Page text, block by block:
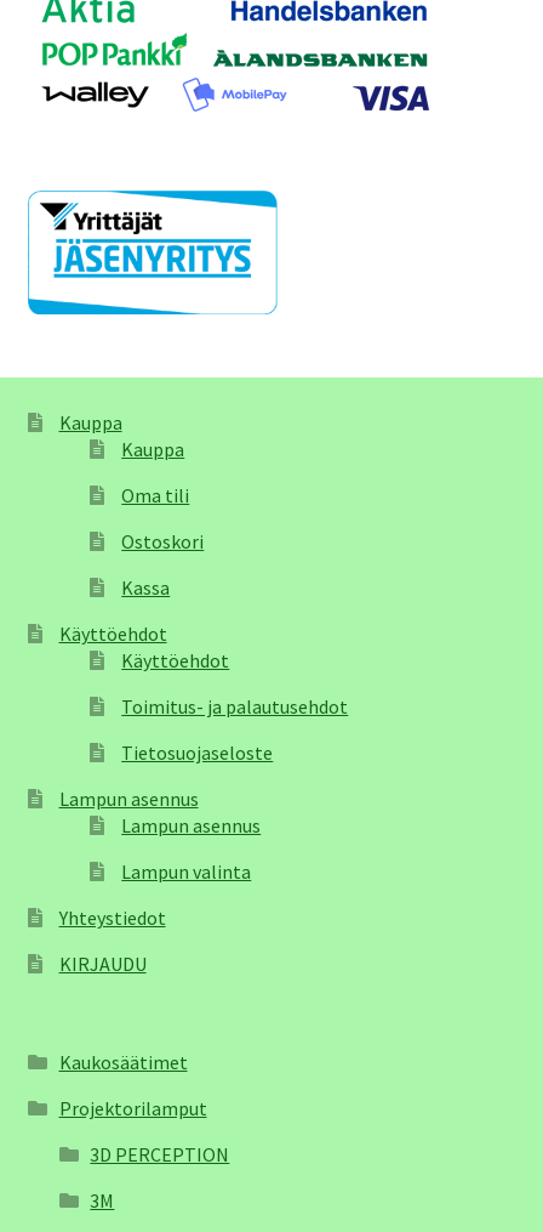
Kauppa
Kauppa
Oma tili
Ostoskori
Kassa
Käyttöehdot
Käyttöehdot
Toimitus- ja palautusehdot
Tietosuojaseloste
Lampun asennus
Lampun asennus
Lampun valinta
Yhteystiedot
KIRJAUDU
Kaukosäätimet
Projektorilamput
3D PERCEPTION
3M